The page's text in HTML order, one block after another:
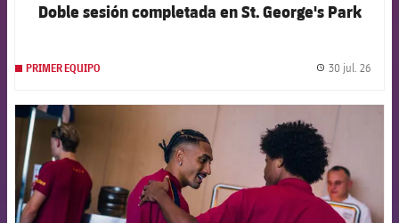
Doble sesión completada en St. George's Park
PRIMER EQUIPO 30 jul. 26